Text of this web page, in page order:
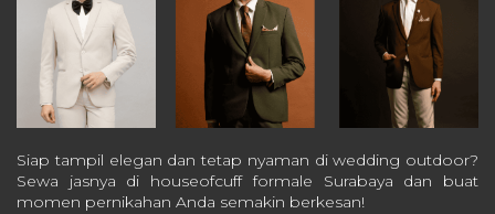
Siap tampil elegan dan tetap nyaman di wedding outdoor?
Sewa jasnya di houseofcuff formale Surabaya dan buat
momen pernikahan Anda semakin berkesan!